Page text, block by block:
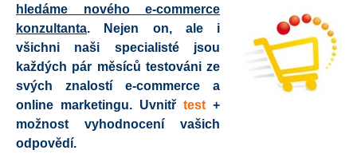
hledáme nového e-commerce
konzultanta. Nejen on, ale i
všichni naši specialisté jsou
každých pár měsíců testováni ze
svých znalostí e-commerce a
online marketingu. Uvnitř test +
možnost vyhodnocení vašich
odpovědí.